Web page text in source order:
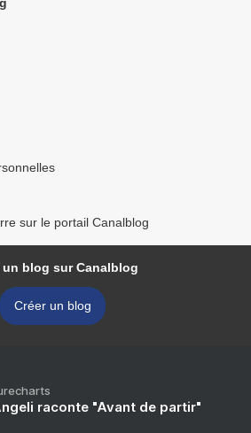
sur le portail Canalblog
un blog sur Canalblog
Créer un blog
raconte "Avant de partir"